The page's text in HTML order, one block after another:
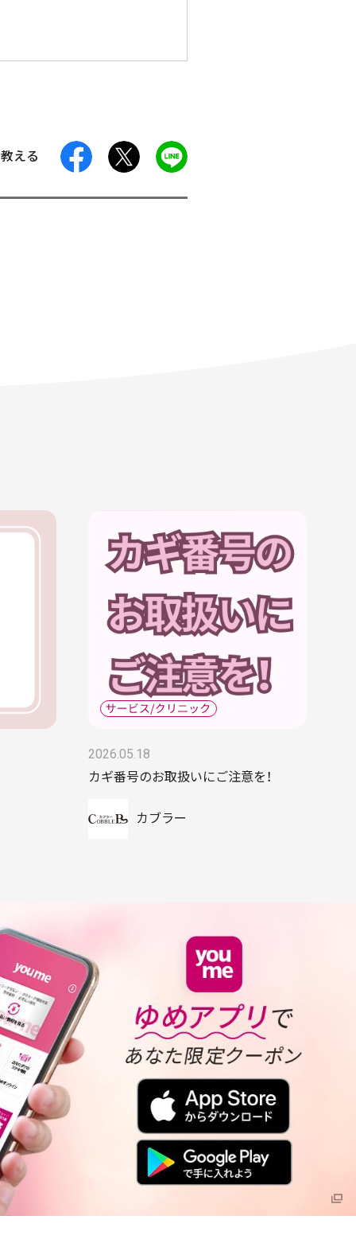
える facebook
2026.05.18
カギ番号のお取扱いにご注意を！
カブラー